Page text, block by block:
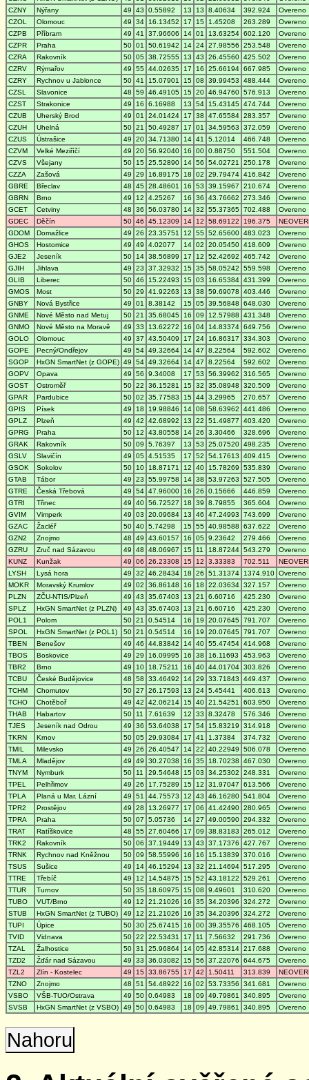
CZNY
Nýřany 49 43 0.55892 13 13 8.40634 392.924
Overeno
CZOL
Olomouc 49 34 16.13452 17 15 1.45208 263.289
Overeno
CZPB
Příbram 49 41 37.96606 14 01 13.63254 602.120
Overeno
CZPR
Praha 50 01 50.61942 14 24 27.98556 253.548
Overeno
CZRA
Rakovník 50 05 38.72555 13 43 26.45560 425.502
Overeno
CZRV
Rýmařov 49 55 44.02635 17 16 25.66194 667.985
Overeno
CZRY
Rychnov u Jablonce 50 41 15.07901 15 08 39.99453 488.444
Overeno
CZSL
Slavonice 48 59 46.49105 15 20 46.94760 576.913
Overeno
CZST
Strakonice 49 16 6.16988 13 54 15.43145 474.744
Overeno
CZUB
Uherský Brod 49 01 24.01424 17 38 47.65584 283.357
Overeno
CZUH
Uhelná 50 21 50.49287 17 01 34.59563 372.059
Overeno
CZUS
Ústrašice 49 20 34.71380 14 41 5.12014 466.748
Overeno
CZVM
Velké Meziříčí 49 20 56.92040 16 00 0.88750 551.504
Overeno
CZVS
Všejany 50 15 25.52890 14 56 54.02721 250.178
Overeno
CZZA
Zašová 49 29 16.89175 18 02 29.79474 416.842
Overeno
GBRE
Břeclav 48 45 28.48601 16 53 39.15967 210.674
Overeno
GBRN
Brno 49 12 4.25267 16 36 43.76662 273.346
Overeno
GCET
Cetviny 48 36 56.03780 14 32 55.37365 702.488
Overeno
GDEC
Děčín 50 46 45.12309 14 12 58.69122 196.375
GDOM
Domažlice 49 26 23.35751 12 55 52.65600 483.023
Overeno
GHOS
Hostomice 49 49 4.02077 14 02 20.05450 418.609
Overeno
GJE2
Jeseník 50 14 38.56899 17 12 52.42692 465.742
Overeno
GJIH
Jihlava 49 23 37.32932 15 35 58.05242 559.598
Overeno
GLIB
Liberec 50 46 15.22493 15 03 16.65384 431.399
Overeno
GMOS
Most 50 29 41.92263 13 38 59.69078 403.446
Overeno
GNBY
Nová Bystřice 49 01 8.38142 15 05 39.56848 648.030
Overeno
GNME
Nové Město nad Metuj 50 21 35.68045 16 09 12.57988 431.348
Overeno
GNMO
Nové Město na Moravě 49 33 13.62272 16 04 14.83374 649.756
Overeno
GOLO
Olomouc 49 37 43.50409 17 24 16.86317 334.303
Overeno
GOPE
Pecný/Ondřejov 49 54 49.32664 14 47 8.22564 592.602
Overeno
SGOP
HxGN SmartNet (z GOPE) 49 54 49.32664 14 47 8.22564 592.602
Overeno
GOPV
Opava 49 56 9.34008 17 53 56.39962 316.565
Overeno
GOST
Ostroměř 50 22 36.15281 15 32 35.08948 320.509
Overeno
GPAR
Pardubice 50 02 35.77583 15 44 3.29965 270.657
Overeno
GPIS
Písek 49 18 19.98846 14 08 58.63962 441.486
Overeno
GPLZ
Plzeň 49 42 42.68992 13 22 51.49877 403.420
Overeno
GPRG
Praha 50 12 43.80558 14 26 3.30466 328.696
Overeno
GRAK
Rakovník 50 09 5.76397 13 53 25.07520 498.235
Overeno
GSLV
Slavičín 49 05 4.51535 17 52 54.17613 409.415
Overeno
GSOK
Sokolov 50 10 18.87171 12 40 15.78269 535.839
Overeno
GTAB
Tábor 49 23 55.99758 14 38 53.97263 527.505
Overeno
GTRE
Česká Třebová 49 54 47.96000 16 26 0.15666 446.859
Overeno
GTRI
Třinec 49 40 56.72527 18 39 8.79855 365.604
Overeno
GVIM
Vimperk 49 03 20.09684 13 46 47.24993 743.699
Overeno
GZAC
Žacléř 50 40 5.74298 15 55 40.98588 637.622
Overeno
GZN2
Znojmo 48 49 43.60157 16 05 9.23642 279.466
Overeno
GZRU
Zruč nad Sázavou 49 48 48.06967 15 11 18.87244 543.279
Overeno
KUNZ
Kunžak 49 06 26.23308 15 12 3.33383 702.511
LYSH
Lysá hora 49 32 46.28434 18 26 51.31374 1374.910 Overeno
MOKR
Moravský Krumlov 49 02 36.86148 16 18 22.03634 327.157
Overeno
PLZN
ZČU-NTIS/Plzeň 49 43 35.67403 13 21 6.60716 425.230
Overeno
SPLZ
HxGN SmartNet (z PLZN) 49 43 35.67403 13 21 6.60716 425.230
Overeno
POL1
Polom 50 21 0.54514 16 19 20.07645 791.707
Overeno
SPOL
HxGN SmartNet (z POL1) 50 21 0.54514 16 19 20.07645 791.707
Overeno
TBEN
Benešov 49 46 44.83842 14 40 55.47454 414.968
Overeno
TBOS
Boskovice 49 29 16.09995 16 38 16.11693 453.963
Overeno
TBR2
Brno 49 10 18.75211 16 40 44.01704 303.826
Overeno
TCBU
České Budějovice 48 58 33.46492 14 29 33.71843 449.437
Overeno
TCHM
Chomutov 50 27 26.17593 13 24 5.45441 406.613
Overeno
TCHO
Chotěboř 49 42 42.06214 15 40 21.54251 603.950
Overeno
THAB
Habartov 50 11 7.61639 12 33 8.32478 576.346
Overeno
TJES
Jeseník nad Odrou 49 36 53.64038 17 54 15.83219 314.918
Overeno
TKRN
Krnov 50 05 29.93084 17 41 1.37384 374.732
Overeno
TMIL
Milevsko 49 26 26.40547 14 22 40.22949 506.078
Overeno
TMLA
Mladějov 49 49 30.27038 16 35 18.70238 467.030
Overeno
TNYM
Nymburk 50 11 29.54648 15 03 34.25302 248.331
Overeno
TPEL
Pelhřimov 49 26 17.75289 15 12 31.97047 613.566
Overeno
TPLA
Planá u Mar. Lázní 49 51 44.75573 12 43 46.16280 541.804
Overeno
TPR2
Prostějov 49 28 13.26977 17 06 41.42490 280.965
Overeno
TPRA
Praha 50 07 5.05736 14 27 49.00590 294.332
Overeno
TRAT
Ratíškovice 48 55 27.60466 17 09 38.83183 265.012
Overeno
TRK2
Rakovník 50 06 37.19449 13 43 37.17376 427.767
Overeno
TRNK
Rychnov nad Kněžnou 50 09 58.55996 16 16 15.13839 370.016
Overeno
TSUS
Sušice 49 14 46.15294 13 32 21.14694 517.295
Overeno
TTRE
Třebíč 49 12 14.54875 15 52 43.18122 529.261
Overeno
TTUR
Turnov 50 35 18.60975 15 08 9.49601 310.620
Overeno
TUBO
VUT/Brno 49 12 21.21026 16 35 34.20396 324.272
Overeno
STUB
HxGN SmartNet (z TUBO) 49 12 21.21026 16 35 34.20396 324.272
Overeno
TUPI
Úpice 50 30 25.67415 16 00 39.35576 468.105
Overeno
TVID
Vidnava 50 22 22.53431 17 11 7.56632 291.736
Overeno
TZAL
Žalhostice 50 31 25.96864 14 05 42.85314 217.688
Overeno
TZD2
Žďár nad Sázavou 49 33 36.03082 15 56 37.22076 644.675
Overeno
TZL2
Zlín - Kostelec 49 15 33.86755 17 42 1.50411 313.839
TZNO
Znojmo 48 51 54.48922 16 02 53.73356 341.681
Overeno
VSBO
VŠB-TUO/Ostrava 49 50 0.64983 18 09 49.79861 340.895
Overeno
SVSB
HxGN SmartNet (z VSBO) 49 50 0.64983 18 09 49.79861 340.895 Overeno
Nahoru